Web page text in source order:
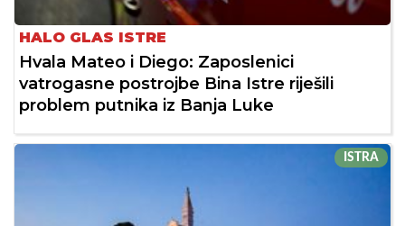
HALO GLAS ISTRE
Hvala Mateo i Diego: Zaposlenici
vatrogasne postrojbe Bina Istre riješili
problem putnika iz Banja Luke
ISTRA